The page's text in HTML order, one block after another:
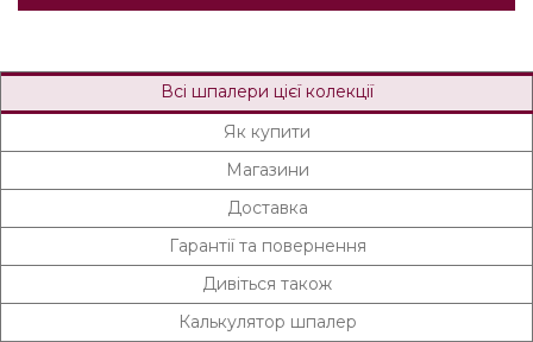
Всі шпалери цієї колекції
Як купити
Магазини
Доставка
Гарантії та повернення
Дивіться також
Калькулятор шпалер